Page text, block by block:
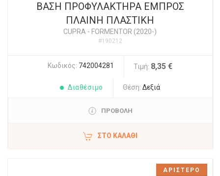
ΒΑΣΗ ΠΡΟΦΥΛΑΚΤΗΡΑ ΕΜΠΡΟΣ
ΠΛΑΙΝΗ ΠΛΑΣΤΙΚΗ
CUPRA - FORMENTOR (2020-)
#190212
Κωδικός: 742004281 Τιμή: 8,35 €
Διαθέσιμο Θέση: Δεξιά
ΠΡΟΒΟΛΗ
ΣΤΟ ΚΑΛΆΘΙ
ΑΡΙΣΤΕΡΟ